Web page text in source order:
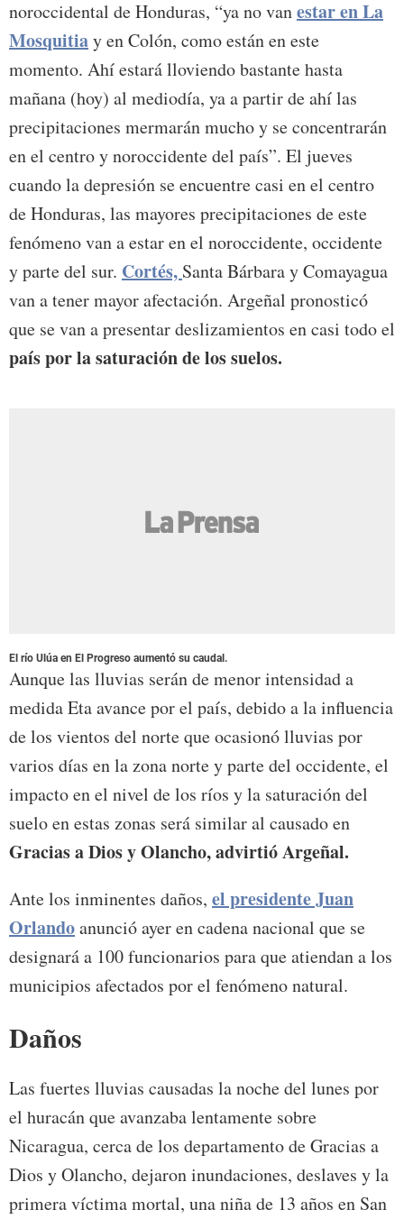
noroccidental de Honduras, “ya no vanestar en La
Mosquitiay en Colón, como están en este
momento. Ahí estará lloviendo bastante hasta
mañana (hoy) al mediodía, ya a partir de ahí las
precipitaciones mermarán mucho y se concentrarán
en el centro y noroccidente del país”. El jueves
cuando la depresión se encuentre casi en el centro
de Honduras, las mayores precipitaciones de este
fenómeno van a estar en el noroccidente, occidente
y parte del sur. Cortés, Santa Bárbara y Comayagua
van a tener mayor afectación. Argeñal pronosticó
que se van a presentar deslizamientos en casi todo el
país por la saturación de los suelos.
El río Ulúa en El Progreso aumentó su caudal.
Aunque las lluvias serán de menor intensidad a
medida Eta avance por el país, debido a la influencia
de los vientos del norte que ocasionó lluvias por
varios días en la zona norte y parte del occidente, el
impacto en el nivel de los ríos y la saturación del
suelo en estas zonas será similar al causado en
Gracias a Dios y Olancho, advirtió Argeñal.
Ante los inminentes daños, el presidente Juan
Orlandoanunció ayer en cadena nacional que se
designará a 100 funcionarios para que atiendan a los
municipios afectados por el fenómeno natural.
Daños
Las fuertes lluvias causadas la noche del lunes por
el huracán que avanzaba lentamente sobre
Nicaragua, cerca de los departamento de Gracias a
Dios y Olancho, dejaron inundaciones, deslaves y la
primera víctima mortal, una niña de 13 años en San